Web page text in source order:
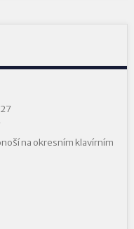
na okresním klavírním